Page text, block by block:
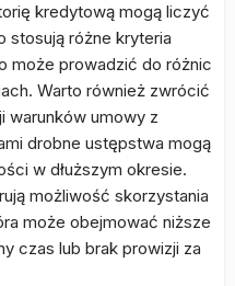
kredytową mogą liczyć
stosują różne kryteria
może prowadzić do różnic
Warto również zwrócić
warunków umowy z
drobne ustępstwa mogą
w dłuższym okresie.
możliwość skorzystania
może obejmować niższe
czas lub brak prowizji za